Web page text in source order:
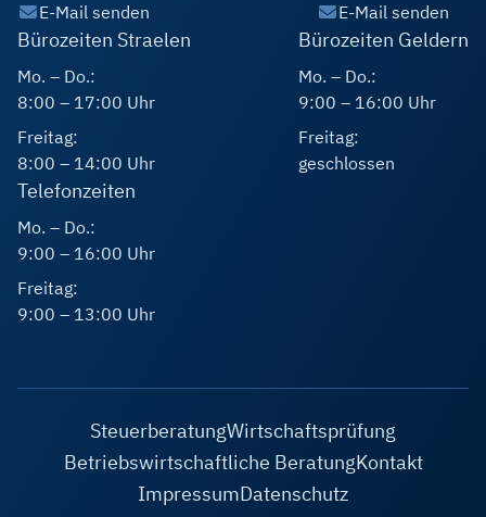
E-Mail senden
E-Mail senden
Bürozeiten Straelen
Mo. – Do.:
8:00 – 17:00 Uhr
Freitag:
8:00 – 14:00 Uhr
Bürozeiten Geldern
Mo. – Do.:
9:00 – 16:00 Uhr
Freitag:
geschlossen
Telefonzeiten
Mo. – Do.:
9:00 – 16:00 Uhr
Freitag:
9:00 – 13:00 Uhr
SteuerberatungWirtschaftsprüfung
Betriebswirtschaftliche BeratungKontakt
ImpressumDatenschutz